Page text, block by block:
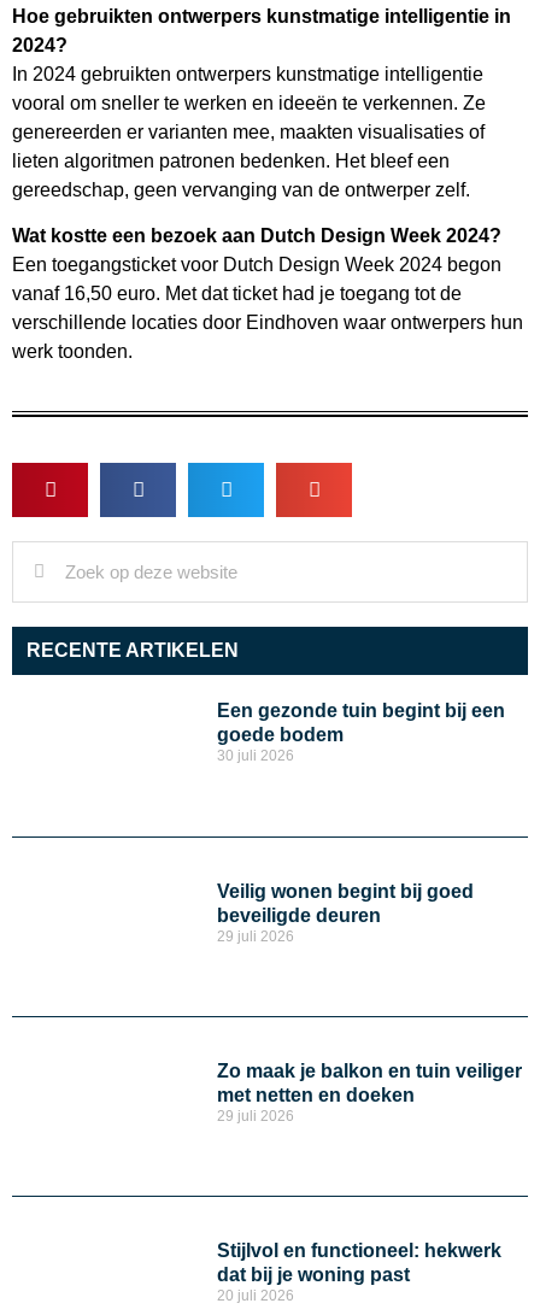
Hoe gebruikten ontwerpers kunstmatige intelligentie in
2024?
In 2024 gebruikten ontwerpers kunstmatige intelligentie
vooral om sneller te werken en ideeën te verkennen. Ze
genereerden er varianten mee, maakten visualisaties of
lieten algoritmen patronen bedenken. Het bleef een
gereedschap, geen vervanging van de ontwerper zelf.
Wat kostte een bezoek aan Dutch Design Week 2024?
Een toegangsticket voor Dutch Design Week 2024 begon
vanaf 16,50 euro. Met dat ticket had je toegang tot de
verschillende locaties door Eindhoven waar ontwerpers hun
werk toonden.
RECENTE ARTIKELEN
Een gezonde tuin begint bij een
goede bodem
30 juli 2026
Veilig wonen begint bij goed
beveiligde deuren
29 juli 2026
Zo maak je balkon en tuin veiliger
met netten en doeken
29 juli 2026
Stijlvol en functioneel: hekwerk
dat bij je woning past
20 juli 2026